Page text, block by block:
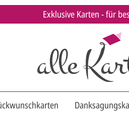
Exklusive Karten - für